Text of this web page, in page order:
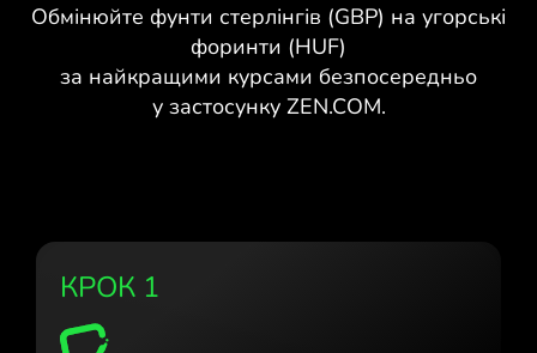
Обмінюйте фунти стерлінгів (GBP) на угорські
форинти (HUF)
за найкращими курсами безпосередньо
у застосунку ZEN.COM.
КРОК 1